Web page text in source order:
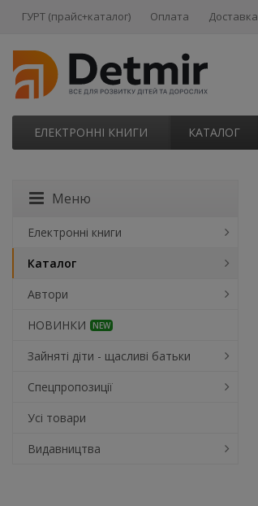
ГУРТ (прайс+каталог) Оплата Доставка
ЕЛЕКТРОННІ КНИГИ КАТАЛОГ
Меню
Електронні книги
Каталог
Автори
НОВИНКИ
NEW
Зайняті діти - щасливі батьки
Спецпропозиції
Усі товари
Видавництва